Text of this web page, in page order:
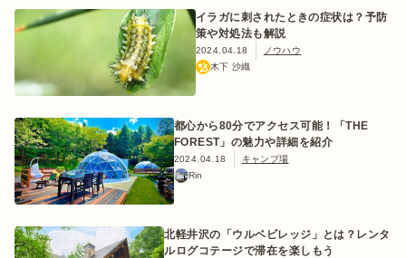
イラガに刺されたときの症状は？予防
策や対処法も解説
2024.04.18
ノウハウ
木下 沙織
都心から80分でアクセス可能！「THE
FOREST」の魅力や詳細を紹介
2024.04.18
キャンプ場
Rin
北軽井沢の「ウルベビレッジ」とは？レンタ
ルログコテージで滞在を楽しもう